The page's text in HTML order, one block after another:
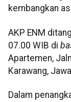
kembangkan
AKP ENM
07.00 WIB di
Apartemen,
Karawang,
Dalam